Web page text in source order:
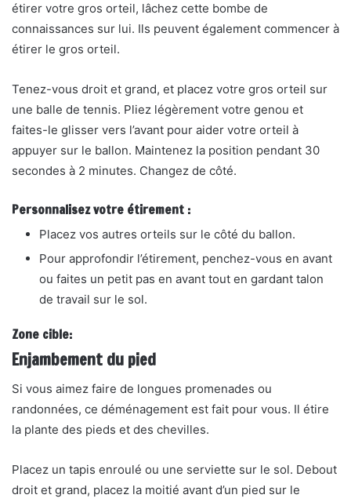
étirer votre gros orteil, lâchez cette bombe de
connaissances sur lui. Ils peuvent également commencer à
étirer le gros orteil.
Tenez-vous droit et grand, et placez votre gros orteil sur
une balle de tennis. Pliez légèrement votre genou et
faites-le glisser vers l’avant pour aider votre orteil à
appuyer sur le ballon. Maintenez la position pendant 30
secondes à 2 minutes. Changez de côté.
Personnalisez votre étirement :
Placez vos autres orteils sur le côté du ballon.
Pour approfondir l’étirement, penchez-vous en avant
ou faites un petit pas en avant tout en gardant talon
de travail sur le sol.
Zone cible:
Enjambement du pied
Si vous aimez faire de longues promenades ou
randonnées, ce déménagement est fait pour vous. Il étire
la plante des pieds et des chevilles.
Placez un tapis enroulé ou une serviette sur le sol. Debout
droit et grand, placez la moitié avant d’un pied sur le